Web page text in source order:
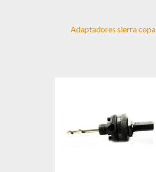
Adaptadores sierra copa